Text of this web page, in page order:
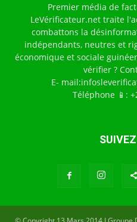
Premier média de
LeVérificateur.net traite
combattons la
indépendants, neutres et
économique et sociale
vérifier ?
E-
Téléphone 📱: